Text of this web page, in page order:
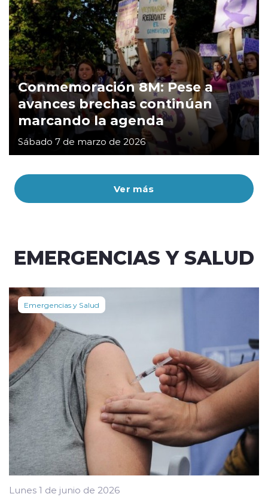
Ver más
Conmemoración 8M: Pese a
avances brechas continúan
marcando la agenda
Sábado 7 de marzo de 2026
EMERGENCIAS Y SALUD
Emergencias y Salud
Lunes 1 de junio de 2026